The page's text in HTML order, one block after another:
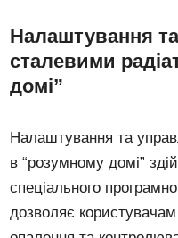
Налаштування
сталевими
домі”
Налаштування та
в “розумному домі”
спеціального
дозволяє